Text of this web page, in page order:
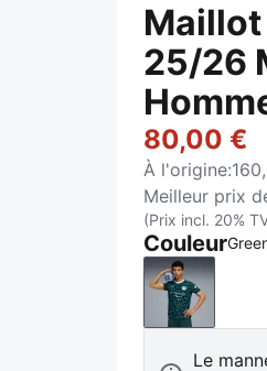
25/26
80,00 €
À l'origine:
Meilleur prix
(Prix incl. 20%
Couleur
Green
Le